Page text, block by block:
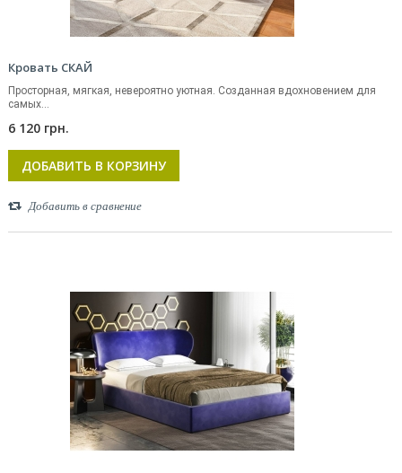
Кровать СКАЙ
Просторная, мягкая, невероятно уютная. Созданная вдохновением для
самых...
6 120 грн.
ДОБАВИТЬ В КОРЗИНУ
Добавить в сравнение